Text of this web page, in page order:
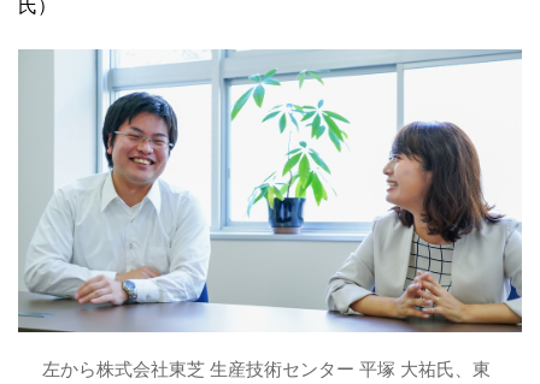
氏）
左から株式会社東芝 生産技術センター 平塚 大祐氏、東